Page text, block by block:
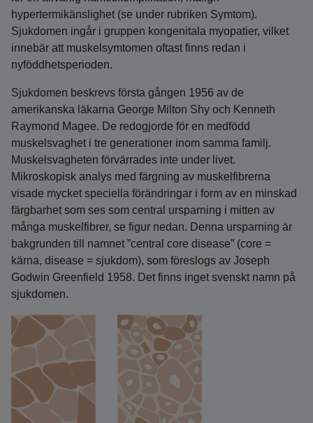
hypertermikänslighet (se under rubriken Symtom).
Sjukdomen ingår i gruppen kongenitala myopatier, vilket
innebär att muskelsymtomen oftast finns redan i
nyföddhetsperioden.
Sjukdomen beskrevs första gången 1956 av de
amerikanska läkarna George Milton Shy och Kenneth
Raymond Magee. De redogjorde för en medfödd
muskelsvaghet i tre generationer inom samma familj.
Muskelsvagheten förvärrades inte under livet.
Mikroskopisk analys med färgning av muskelfibrerna
visade mycket speciella förändringar i form av en minskad
färgbarhet som ses som central ursparning i mitten av
många muskelfibrer, se figur nedan. Denna ursparning är
bakgrunden till namnet ”central core disease” (core =
kärna, disease = sjukdom), som föreslogs av Joseph
Godwin Greenfield 1958. Det finns inget svenskt namn på
sjukdomen.